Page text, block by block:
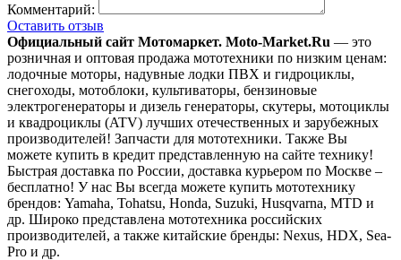
Комментарий:
Оставить отзыв
Официальный сайт Мотомаркет. Moto-Market.Ru — это
розничная и оптовая продажа мототехники по низким ценам:
лодочные моторы, надувные лодки ПВХ и гидроциклы,
снегоходы, мотоблоки, культиваторы, бензиновые
электрогенераторы и дизель генераторы, скутеры, мотоциклы
и квадроциклы (ATV) лучших отечественных и зарубежных
производителей! Запчасти для мототехники. Также Вы
можете купить в кредит представленную на сайте технику!
Быстрая доставка по России, доставка курьером по Москве –
бесплатно! У нас Вы всегда можете купить мототехнику
брендов: Yamaha, Tohatsu, Honda, Suzuki, Husqvarna, MTD и
др. Широко представлена мототехника российских
производителей, а также китайские бренды: Nexus, HDX, Sea-
Pro и др.